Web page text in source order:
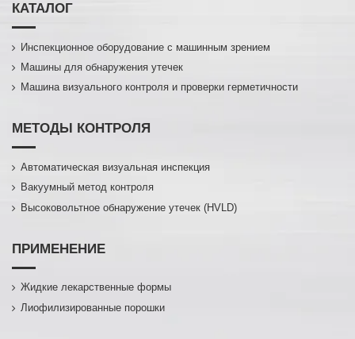
КАТАЛОГ
Инспекционное оборудование с машинным зрением
Машины для обнаружения утечек
Машина визуального контроля и проверки герметичности
МЕТОДЫ КОНТРОЛЯ
Автоматическая визуальная инспекция
Вакуумный метод контроля
Высоковольтное обнаружение утечек (HVLD)
ПРИМЕНЕНИЕ
Жидкие лекарственные формы
Лиофилизированные порошки